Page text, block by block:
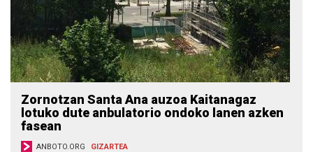
Zornotzan Santa Ana auzoa Kaitanagaz
lotuko dute anbulatorio ondoko lanen azken
fasean
ANBOTO.ORG GIZARTEA